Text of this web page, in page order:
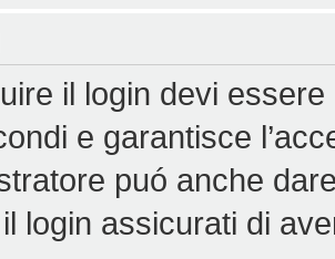
il login devi
e garantisce
puó anche
login assicurati di